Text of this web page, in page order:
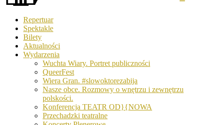
Teatr
Polski
Poznaniu
Repertuar
Spektakle
Bilety
Aktualności
Wydarzenia
Wuchta Wiary. Portret publiczności
QueerFest
Wiera Gran. #slowoktorezabija
Nasze obce. Rozmowy o wnętrzu i zewnętrzu
polskości.
Konferencja TEATR OD}{NOWA
Przechadzki teatralne